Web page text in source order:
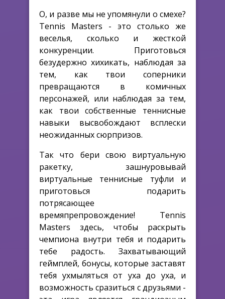
О, и разве мы не упомянули о смехе?
Tennis Masters - это столько же
веселья, сколько и жесткой
конкуренции. Приготовься
безудержно хихикать, наблюдая за
тем, как твои соперники
превращаются в комичных
персонажей, или наблюдая за тем,
как твои собственные теннисные
навыки высвобождают всплески
неожиданных сюрпризов.
Так что бери свою виртуальную
ракетку, зашнуровывай
виртуальные теннисные туфли и
приготовься подарить
потрясающее
времяпрепровождение! Tennis
Masters здесь, чтобы раскрыть
чемпиона внутри тебя и подарить
тебе радость. Захватывающий
геймплей, бонусы, которые заставят
тебя ухмыляться от уха до уха, и
возможность сразиться с друзьями -